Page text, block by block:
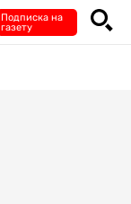
Подписка на
газету